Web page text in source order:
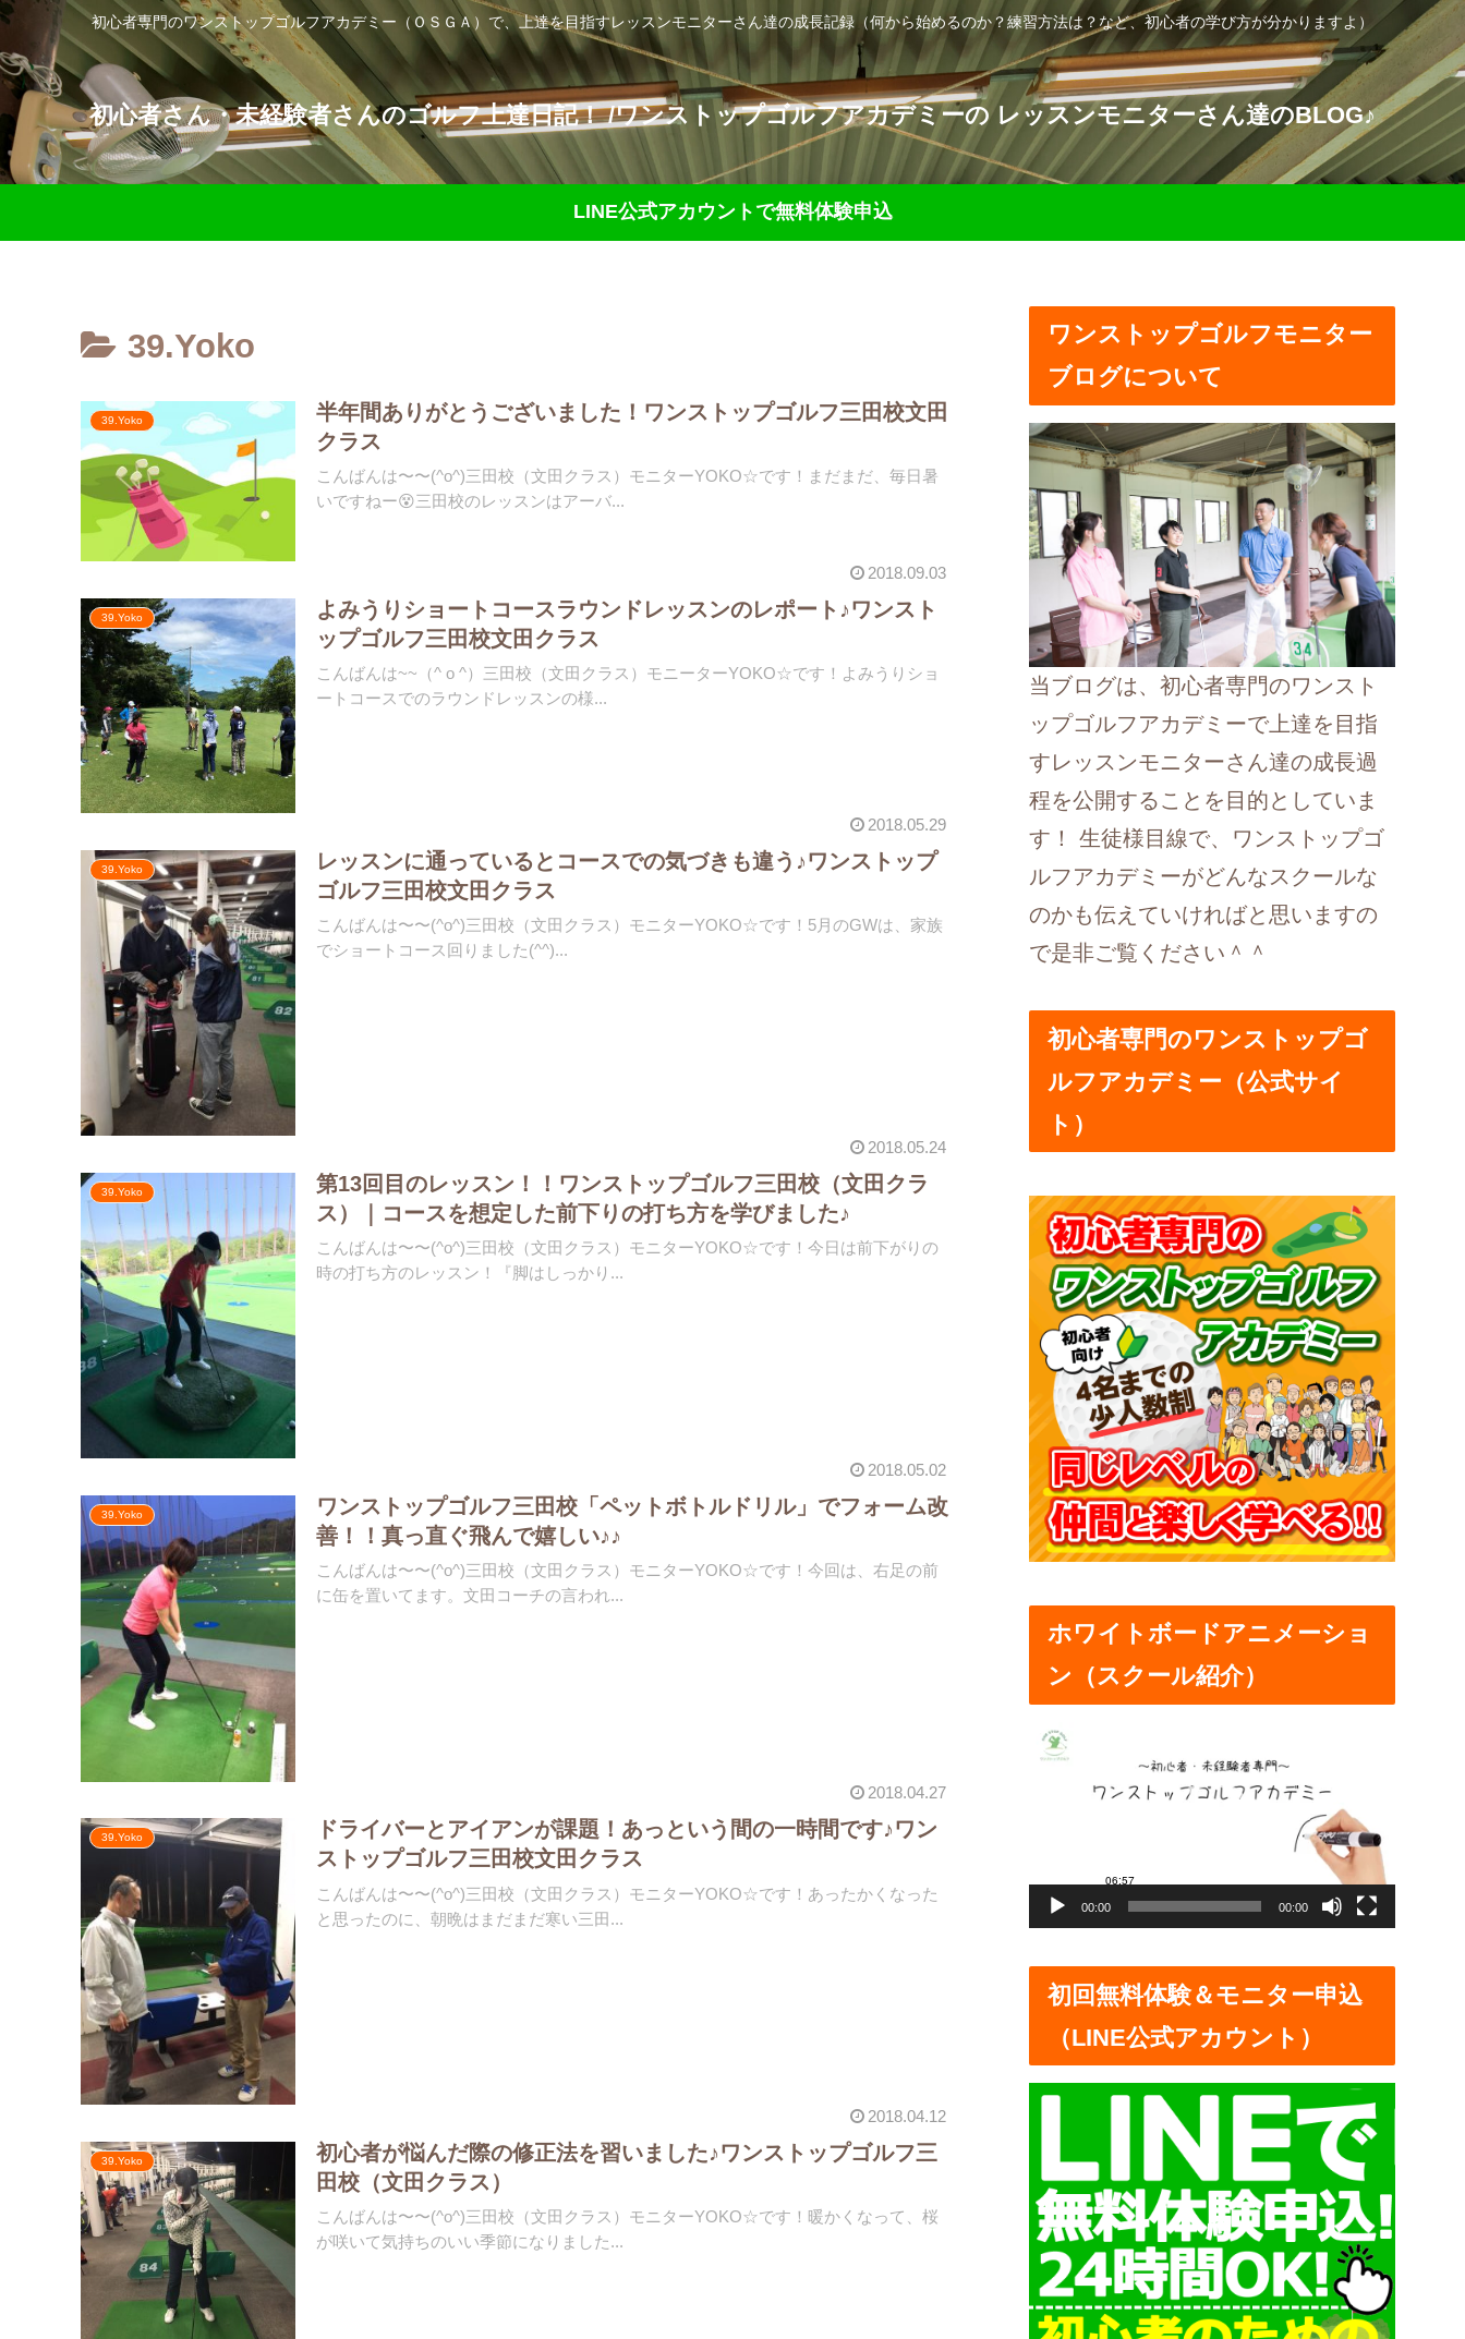
初心者専門のワンストップゴルフアカデミー（ＯＳＧＡ）で、上達を目指すレッスンモニターさん達の成長記録（何から始めるのか？練習方法は？など、初心者の学び方が分かりますよ）
初心者さん・未経験者さんのゴルフ上達日記！ /ワンストップゴルフアカデミーの レッスンモニターさん達のBLOG♪
LINE公式アカウントで無料体験申込
39.Yoko
39.Yoko
半年間ありがとうございました！ワンストップゴルフ三田校文田
クラス
こんばんは〜〜(^o^)三田校（文田クラス）モニターYOKO☆です！まだまだ、毎日暑
いですねー😵三田校のレッスンはアーバ...
2018.09.03
39.Yoko
よみうりショートコースラウンドレッスンのレポート♪ワンスト
ップゴルフ三田校文田クラス
こんばんは~~（^ o ^）三田校（文田クラス）モニーターYOKO☆です！よみうりショ
ートコースでのラウンドレッスンの様...
2018.05.29
39.Yoko
レッスンに通っているとコースでの気づきも違う♪ワンストップ
ゴルフ三田校文田クラス
こんばんは〜〜(^o^)三田校（文田クラス）モニターYOKO☆です！5月のGWは、家族
でショートコース回りました(^^)...
2018.05.24
39.Yoko
第13回目のレッスン！！ワンストップゴルフ三田校（文田クラ
ス）｜コースを想定した前下りの打ち方を学びました♪
こんばんは〜〜(^o^)三田校（文田クラス）モニターYOKO☆です！今日は前下がりの
時の打ち方のレッスン！『脚はしっかり...
2018.05.02
39.Yoko
ワンストップゴルフ三田校「ペットボトルドリル」でフォーム改
善！！真っ直ぐ飛んで嬉しい♪♪
こんばんは〜〜(^o^)三田校（文田クラス）モニターYOKO☆です！今回は、右足の前
に缶を置いてます。文田コーチの言われ...
2018.04.27
39.Yoko
ドライバーとアイアンが課題！あっという間の一時間です♪ワン
ストップゴルフ三田校文田クラス
こんばんは〜〜(^o^)三田校（文田クラス）モニターYOKO☆です！あったかくなった
と思ったのに、朝晩はまだまだ寒い三田...
2018.04.12
39.Yoko
初心者が悩んだ際の修正法を習いました♪ワンストップゴルフ三
田校（文田クラス）
こんばんは〜〜(^o^)三田校（文田クラス）モニターYOKO☆です！暖かくなって、桜
が咲いて気持ちのいい季節になりました...
ワンストップゴルフモニター
ブログについて
当ブログは、初心者専門のワンスト
ップゴルフアカデミーで上達を目指
すレッスンモニターさん達の成長過
程を公開することを目的としていま
す！ 生徒様目線で、ワンストップゴ
ルフアカデミーがどんなスクールな
のかも伝えていければと思いますの
で是非ご覧ください＾＾
初心者専門のワンストップゴ
ルフアカデミー（公式サイ
ト）
ホワイトボードアニメーショ
ン（スクール紹介）
動
ー
ヤ
ー
00:00 00:00
初回無料体験＆モニター申込
（LINE公式アカウント）